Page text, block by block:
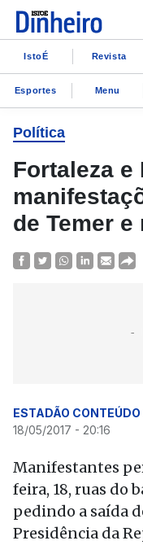
IstoÉ Revista
Esportes Menu
Política
Fortaleza e
de Temer
ESTADÃO CONTEÚDO
18/05/2017 - 20:16
Manifestantes
feira, 18, ruas do
pedindo a saída
Presidência da